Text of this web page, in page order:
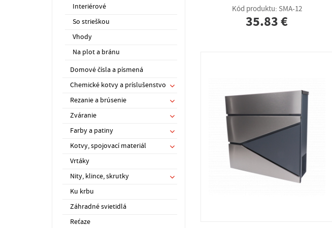
Interiérové
So strieškou
Vhody
Na plot a bránu
Domové čísla a písmená
Chemické kotvy a príslušenstvo
Rezanie a brúsenie
Zváranie
Farby a patiny
Kotvy, spojovací materiál
Vrtáky
Nity, klince, skrutky
Ku krbu
Záhradné svietidlá
Reťaze
Kód produktu: SMA-12
35.83 €